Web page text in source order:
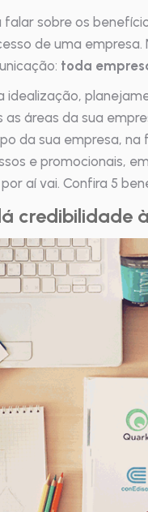
sobre os
de uma
toda
idealização,
áreas da sua
da sua empresa,
e promocionais,
aí vai. Confira 5
credibilidade